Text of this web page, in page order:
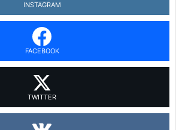
INSTAGRAM
FACEBOOK
TWITTER